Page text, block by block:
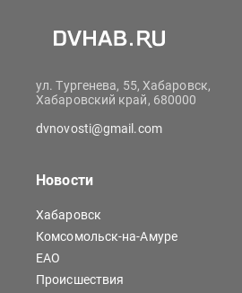
ул. Тургенева, 55, Хабаровск,
Хабаровский край, 680000
dvnovosti@gmail.com
Новости
Хабаровск
Комсомольск-на-Амуре
ЕАО
Происшествия